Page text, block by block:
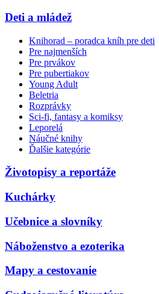
Deti a mládež
Knihorad – poradca kníh pre deti
Pre najmenších
Pre prvákov
Pre pubertiakov
Young Adult
Beletria
Rozprávky
Sci-fi, fantasy a komiksy
Leporelá
Náučné knihy
Ďalšie kategórie
Životopisy a reportáže
Kuchárky
Učebnice a slovníky
Náboženstvo a ezoterika
Mapy a cestovanie